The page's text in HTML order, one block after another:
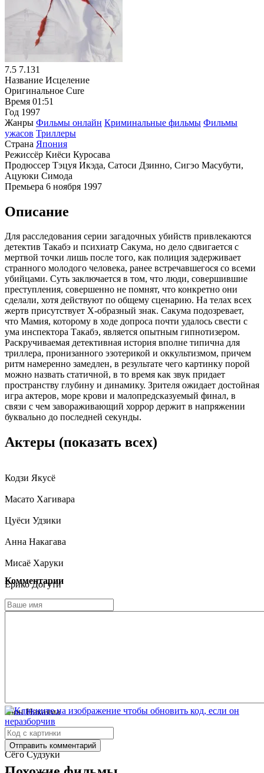
7.5 7.131
Название Исцеление
Оригинальное Cure
Время 01:51
Год 1997
Жанры Фильмы онлайн Криминальные фильмы Фильмы
ужасов Триллеры
Страна Япония
Режиссёр Киёси Куросава
Продюссер Тэцуя Икэда, Сатоси Дзинно, Сигэо Масубути,
Ацуюки Симода
Премьера 6 ноября 1997
Описание
Для расследования серии загадочных убийств привлекаются
детектив Такабэ и психиатр Сакума, но дело сдвигается с
мертвой точки лишь после того, как полиция задерживает
странного молодого человека, ранее встречавшегося со всеми
убийцами. Суть заключается в том, что люди, совершившие
преступления, совершенно не помнят, что конкретно они
сделали, хотя действуют по общему сценарию. На телах всех
жертв присутствует X-образный знак. Сакума подозревает,
что Мамия, которому в ходе допроса почти удалось свести с
ума инспектора Такабэ, является опытным гипнотизером.
Раскручиваемая детективная история вполне типична для
триллера, пронизанного эзотерикой и оккультизмом, причем
ритм намеренно замедлен, в результате чего картинку порой
можно назвать статичной, в то время как звук придает
пространству глубину и динамику. Зрителя ожидает достойная
игра актеров, море крови и малопредсказуемый финал, в
связи с чем завораживающий хоррор держит в напряжении
буквально до последней секунды.
Актеры (показать всех)
Кодзи Якусё
Масато Хагивара
Цуёси Удзики
Анна Накагава
Мисаё Харуки
Ёрико Догути
Дэндэн
Сюн Накаяма
Акира Отака
Сёго Судзуки
Комментарии
Отправить комментарий